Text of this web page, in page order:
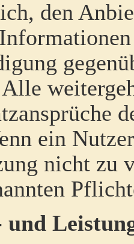
den
ein
nicht zu
und